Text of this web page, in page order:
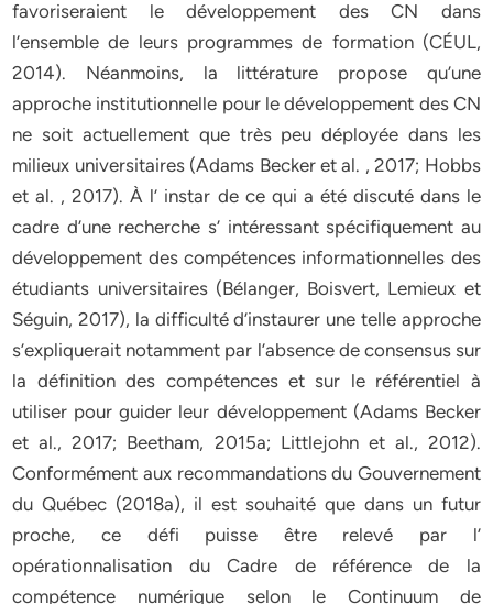
favoriseraient le développement des CN dans
l’ensemble de leurs programmes de formation (CÉUL,
2014). Néanmoins, la littérature propose qu’une
approche institutionnelle pour le développement des CN
ne soit actuellement que très peu déployée dans les
milieux universitaires (Adams Becker et al. , 2017; Hobbs
et al. , 2017). À l’ instar de ce qui a été discuté dans le
cadre d’une recherche s’ intéressant spécifiquement au
développement des compétences informationnelles des
étudiants universitaires (Bélanger, Boisvert, Lemieux et
Séguin, 2017), la difficulté d’instaurer une telle approche
s’expliquerait notamment par l’absence de consensus sur
la définition des compétences et sur le référentiel à
utiliser pour guider leur développement (Adams Becker
et al., 2017; Beetham, 2015a; Littlejohn et al., 2012).
Conformément aux recommandations du Gouvernement
du Québec (2018a), il est souhaité que dans un futur
proche, ce défi puisse être relevé par l’
opérationnalisation du Cadre de référence de la
compétence numérique selon le Continuum de